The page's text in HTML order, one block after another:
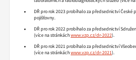
DŘ pro rok 2023 probíhalo za předsednictví České
pojišťovny.
DŘ pro rok 2022 probíhalo za předsednictví
(více na stránkáchwww.vzp.cz/dr-2022).
DŘ pro rok 2021 probíhalo za předsednictví
(více na stránkáchwww.vzp.cz/dr-2021).